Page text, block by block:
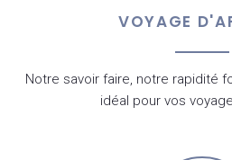
VOYAGE
Notre savoir faire, notre rapidité
idéal pour vos